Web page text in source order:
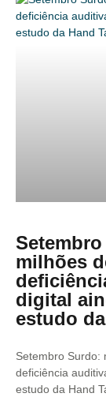
milhões
digital
estudo
Setembro Surdo:
deficiência
estudo da Hand